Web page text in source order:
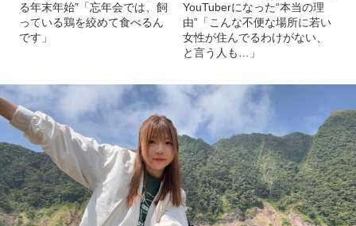
る年末年始”「忘年会では、飼
っている鶏を絞めて食べるん
です」
YouTuberになった“本当の理
由”「こんな不便な場所に若い
女性が住んでるわけがない、
と言う人も…」